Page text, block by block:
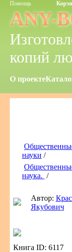
Помощь
ANY-
копий
О проекте
науки /
наука. /
Автор:
Якубович
Книга ID: 6117